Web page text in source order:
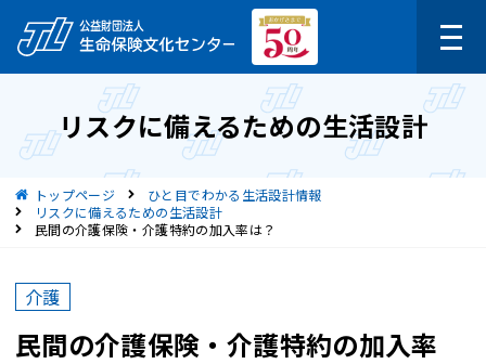
リスクに備えるための生活設計
現在位置トップページ
ひと目でわかる生活設計情報
リスクに備えるための生活設計
民間の介護保険・介護特約の加入率は？
介護
民間の介護保険・介護特約の加入率